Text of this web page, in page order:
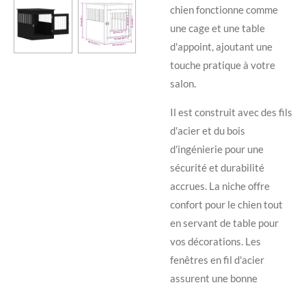
chien fonctionne comme
une cage et une table
d'appoint, ajoutant une
touche pratique à votre
salon.
Il est construit avec des fils
d'acier et du bois
d'ingénierie pour une
sécurité et durabilité
accrues. La niche offre
confort pour le chien tout
en servant de table pour
vos décorations. Les
fenêtres en fil d'acier
assurent une bonne